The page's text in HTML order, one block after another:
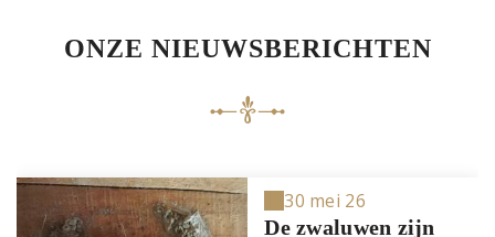
ONZE NIEUWSBERICHTEN
30 mei 26
De zwaluwen zijn